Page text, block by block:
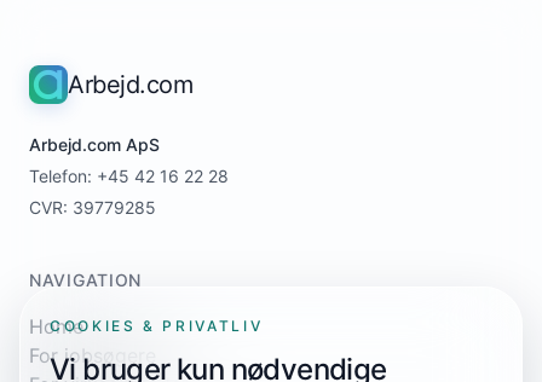
Arbejd.com
Arbejd.com ApS
Telefon: +45 42 16 22 28
CVR: 39779285
NAVIGATION
Home
For jobsøgere
COOKIES & PRIVATLIV
Vi bruger kun nødvendige